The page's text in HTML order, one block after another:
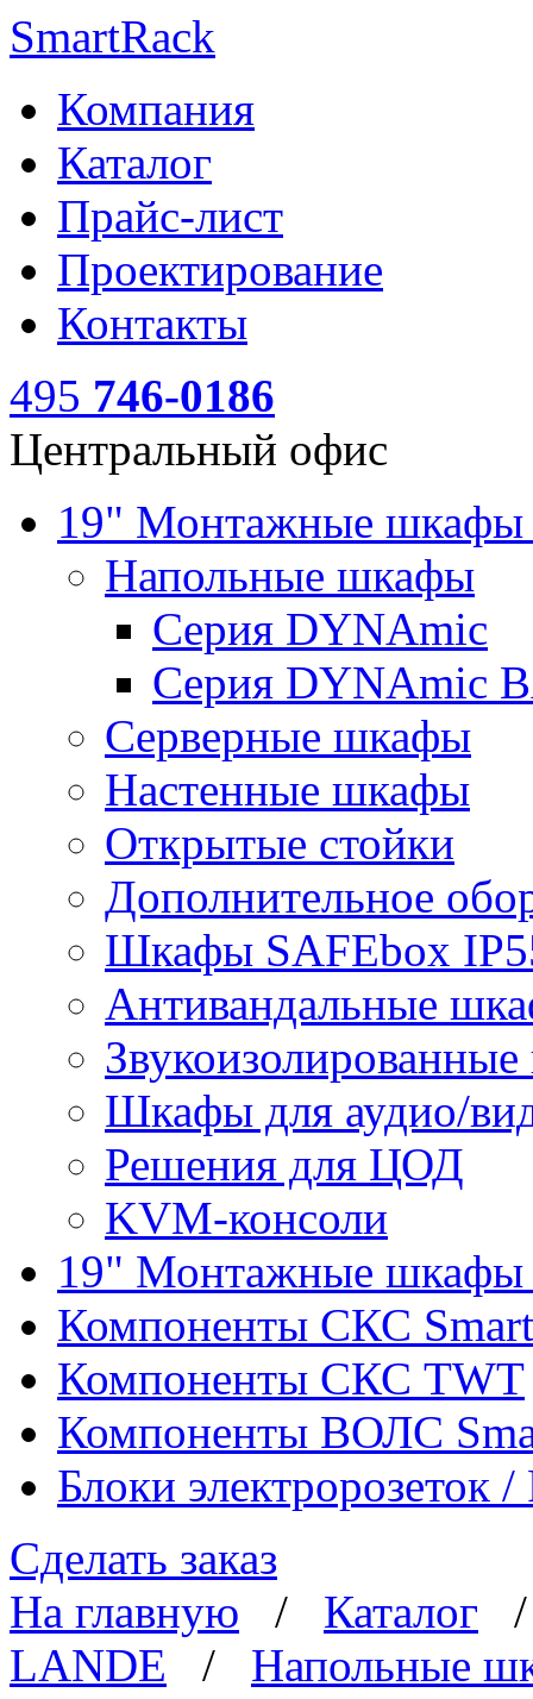
SmartRack
Компания
Каталог
Прайс-лист
Проектирование
Контакты
495 746-0186
Центральный офис
19" Монтажные
Напольные шкафы
Серия DYNAmic
Серия DYNAmic
Серверные шкафы
Настенные шкафы
Открытые стойки
Дополнительное
Шкафы SAFEbox
Антивандальные
Шкафы для аудио/
Решения для ЦОД
KVM-консоли
19" Монтажные шкафы
Компоненты СКС
Компоненты СКС TWT
Компоненты ВОЛС
Блоки электророзеток
Сделать заказ
На главную / Каталог
LANDE / Напольные